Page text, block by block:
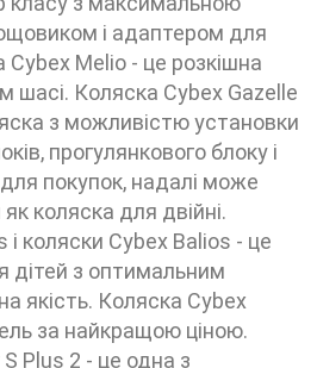
і адаптером для
Cybex Melio - це розкішна
шасі. Коляска Cybex Gazelle
з можливістю установки
прогулянкового блоку і
покупок, надалі може
коляска для двійні.
коляски Cybex Balios - це
дітей з оптимальним
якість. Коляска Cybex
за найкращою ціною.
Plus 2 - це одна з